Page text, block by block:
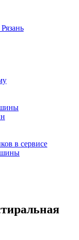
в сервисе